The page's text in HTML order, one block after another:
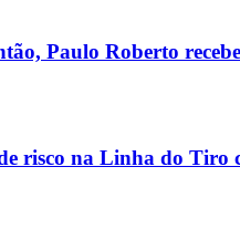
Paulo Roberto
risco na Linha do Tiro